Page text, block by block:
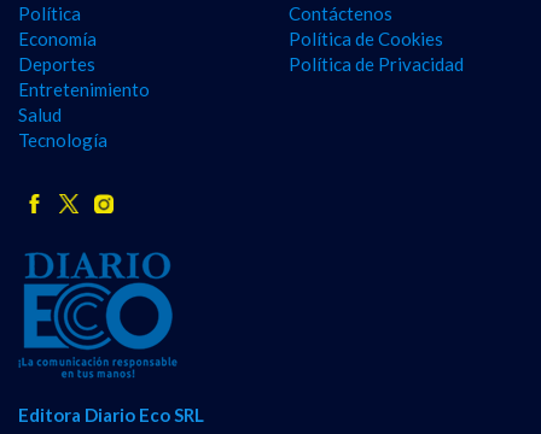
Política
Economía
Deportes
Entretenimiento
Salud
Tecnología
Contáctenos
Política de Cookies
Política de Privacidad
Editora Diario Eco SRL